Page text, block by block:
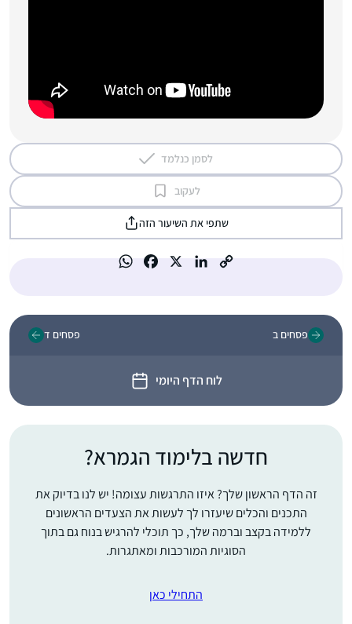
לסמן כנלמד
לעקוב
שתפי את השיעור הזה
פסחים ב
לוח הדף היומי
פסחים ד
חדשה בלימוד הגמרא?
זה הדף הראשון שלך? איזו התרגשות עצומה! יש לנו בדיוק את
התכנים והכלים שיעזרו לך לעשות את הצעדים הראשונים
ללמידה בקצב וברמה שלך, כך תוכלי להרגיש בנוח גם בתוך
הסוגיות המורכבות ומאתגרות.
התחילי כאן